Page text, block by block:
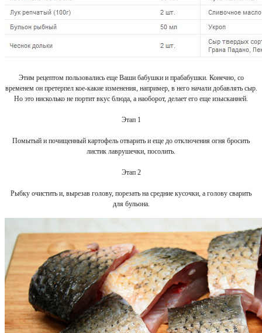
Этим рецептом пользовались еще Ваши бабушки и прабабушки. Конечно, со
временем он претерпел кое-какие изменения, например, в него начали добавлять сыр.
Но это нисколько не портит вкус блюда, а наоборот, делает его еще изысканней.
Этап 1
Помытый и почищенный картофель отварить и еще до отключения огня бросить
листик лаврушечки, посолить.
Этап 2
Рыбку очистить и, вырезав голову, порезать на средние кусочки, а голову сварить
для бульона.